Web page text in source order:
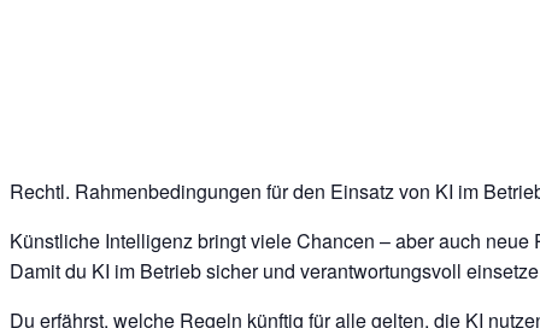
Rechtl. Rahmenbedingungen für den Einsatz von KI im
Künstliche Intelligenz bringt viele Chancen – aber auch neue
Damit du KI im Betrieb sicher und verantwortungsvoll
Du erfährst, welche Regeln künftig für alle gelten, die KI